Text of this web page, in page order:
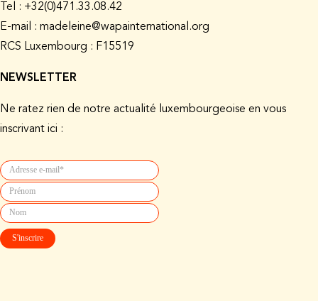
Tel : +32(0)471.33.08.42
E-mail : madeleine@wapainternational.org
RCS Luxembourg : F15519
NEWSLETTER
Ne ratez rien de notre actualité luxembourgeoise en vous
inscrivant ici :